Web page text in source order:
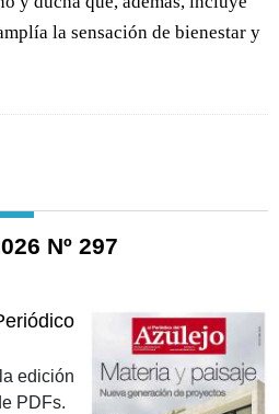
la sensación de bienestar y
Nº 297
edición
PDFs.